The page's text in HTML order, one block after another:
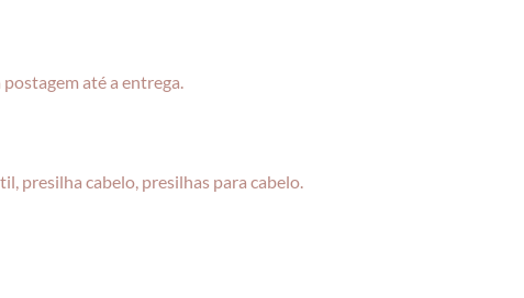
até a entrega.
presilha cabelo, presilhas para cabelo.